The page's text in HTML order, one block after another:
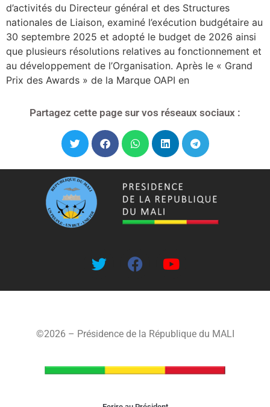
d’activités du Directeur général et des Structures
nationales de Liaison, examiné l’exécution budgétaire au
30 septembre 2025 et adopté le budget de 2026 ainsi
que plusieurs résolutions relatives au fonctionnement et
au développement de l’Organisation. Après le « Grand
Prix des Awards » de la Marque OAPI en
Partagez cette page sur vos réseaux sociaux :
©2026 – Présidence de la République du MALI